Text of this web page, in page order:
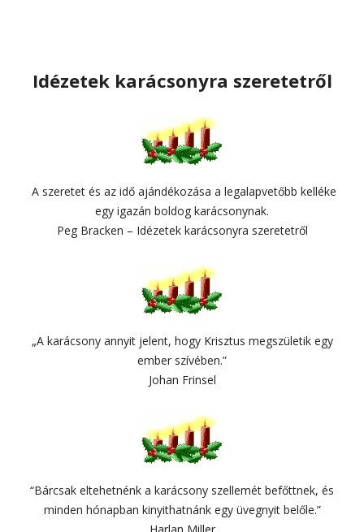
Idézetek karácsonyra szeretetről
A szeretet és az idő ajándékozása a legalapvetőbb kelléke
egy igazán boldog karácsonynak.
Peg Bracken – Idézetek karácsonyra szeretetről
„A karácsony annyit jelent, hogy Krisztus megszületik egy
ember szívében.”
Johan Frinsel
“Bárcsak eltehetnénk a karácsony szellemét befőttnek, és
minden hónapban kinyithatnánk egy üvegnyit belőle.”